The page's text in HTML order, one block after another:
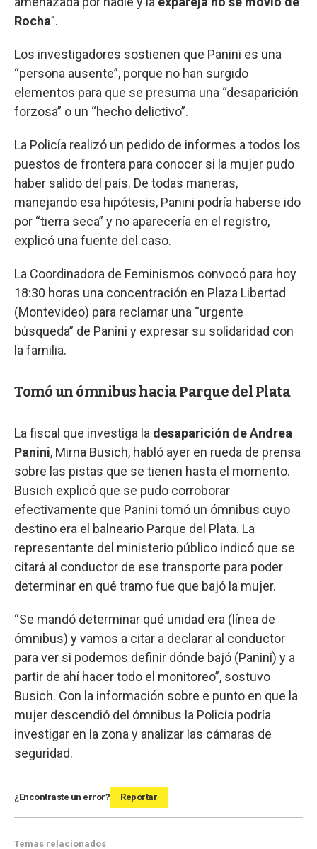
Rocha”.
Los investigadores sostienen que Panini es una
“persona ausente”, porque no han surgido
elementos para que se presuma una “desaparición
forzosa” o un “hecho delictivo”.
La Policía realizó un pedido de informes a todos los
puestos de frontera para conocer si la mujer pudo
haber salido del país. De todas maneras,
manejando esa hipótesis, Panini podría haberse ido
por “tierra seca” y no aparecería en el registro,
explicó una fuente del caso.
La Coordinadora de Feminismos convocó para hoy
18:30 horas una concentración en Plaza Libertad
(Montevideo) para reclamar una “urgente
búsqueda” de Panini y expresar su solidaridad con
la familia.
Tomó un ómnibus hacia Parque del Plata
La fiscal que investiga la desaparición de Andrea
Panini, Mirna Busich, habló ayer en rueda de prensa
sobre las pistas que se tienen hasta el momento.
Busich explicó que se pudo corroborar
efectivamente que Panini tomó un ómnibus cuyo
destino era el balneario Parque del Plata. La
representante del ministerio público indicó que se
citará al conductor de ese transporte para poder
determinar en qué tramo fue que bajó la mujer.
“Se mandó determinar qué unidad era (línea de
ómnibus) y vamos a citar a declarar al conductor
para ver si podemos definir dónde bajó (Panini) y a
partir de ahí hacer todo el monitoreo”, sostuvo
Busich. Con la información sobre e punto en que la
mujer descendió del ómnibus la Policía podría
investigar en la zona y analizar las cámaras de
seguridad.
¿Encontraste un error? Reportar
Temas relacionados